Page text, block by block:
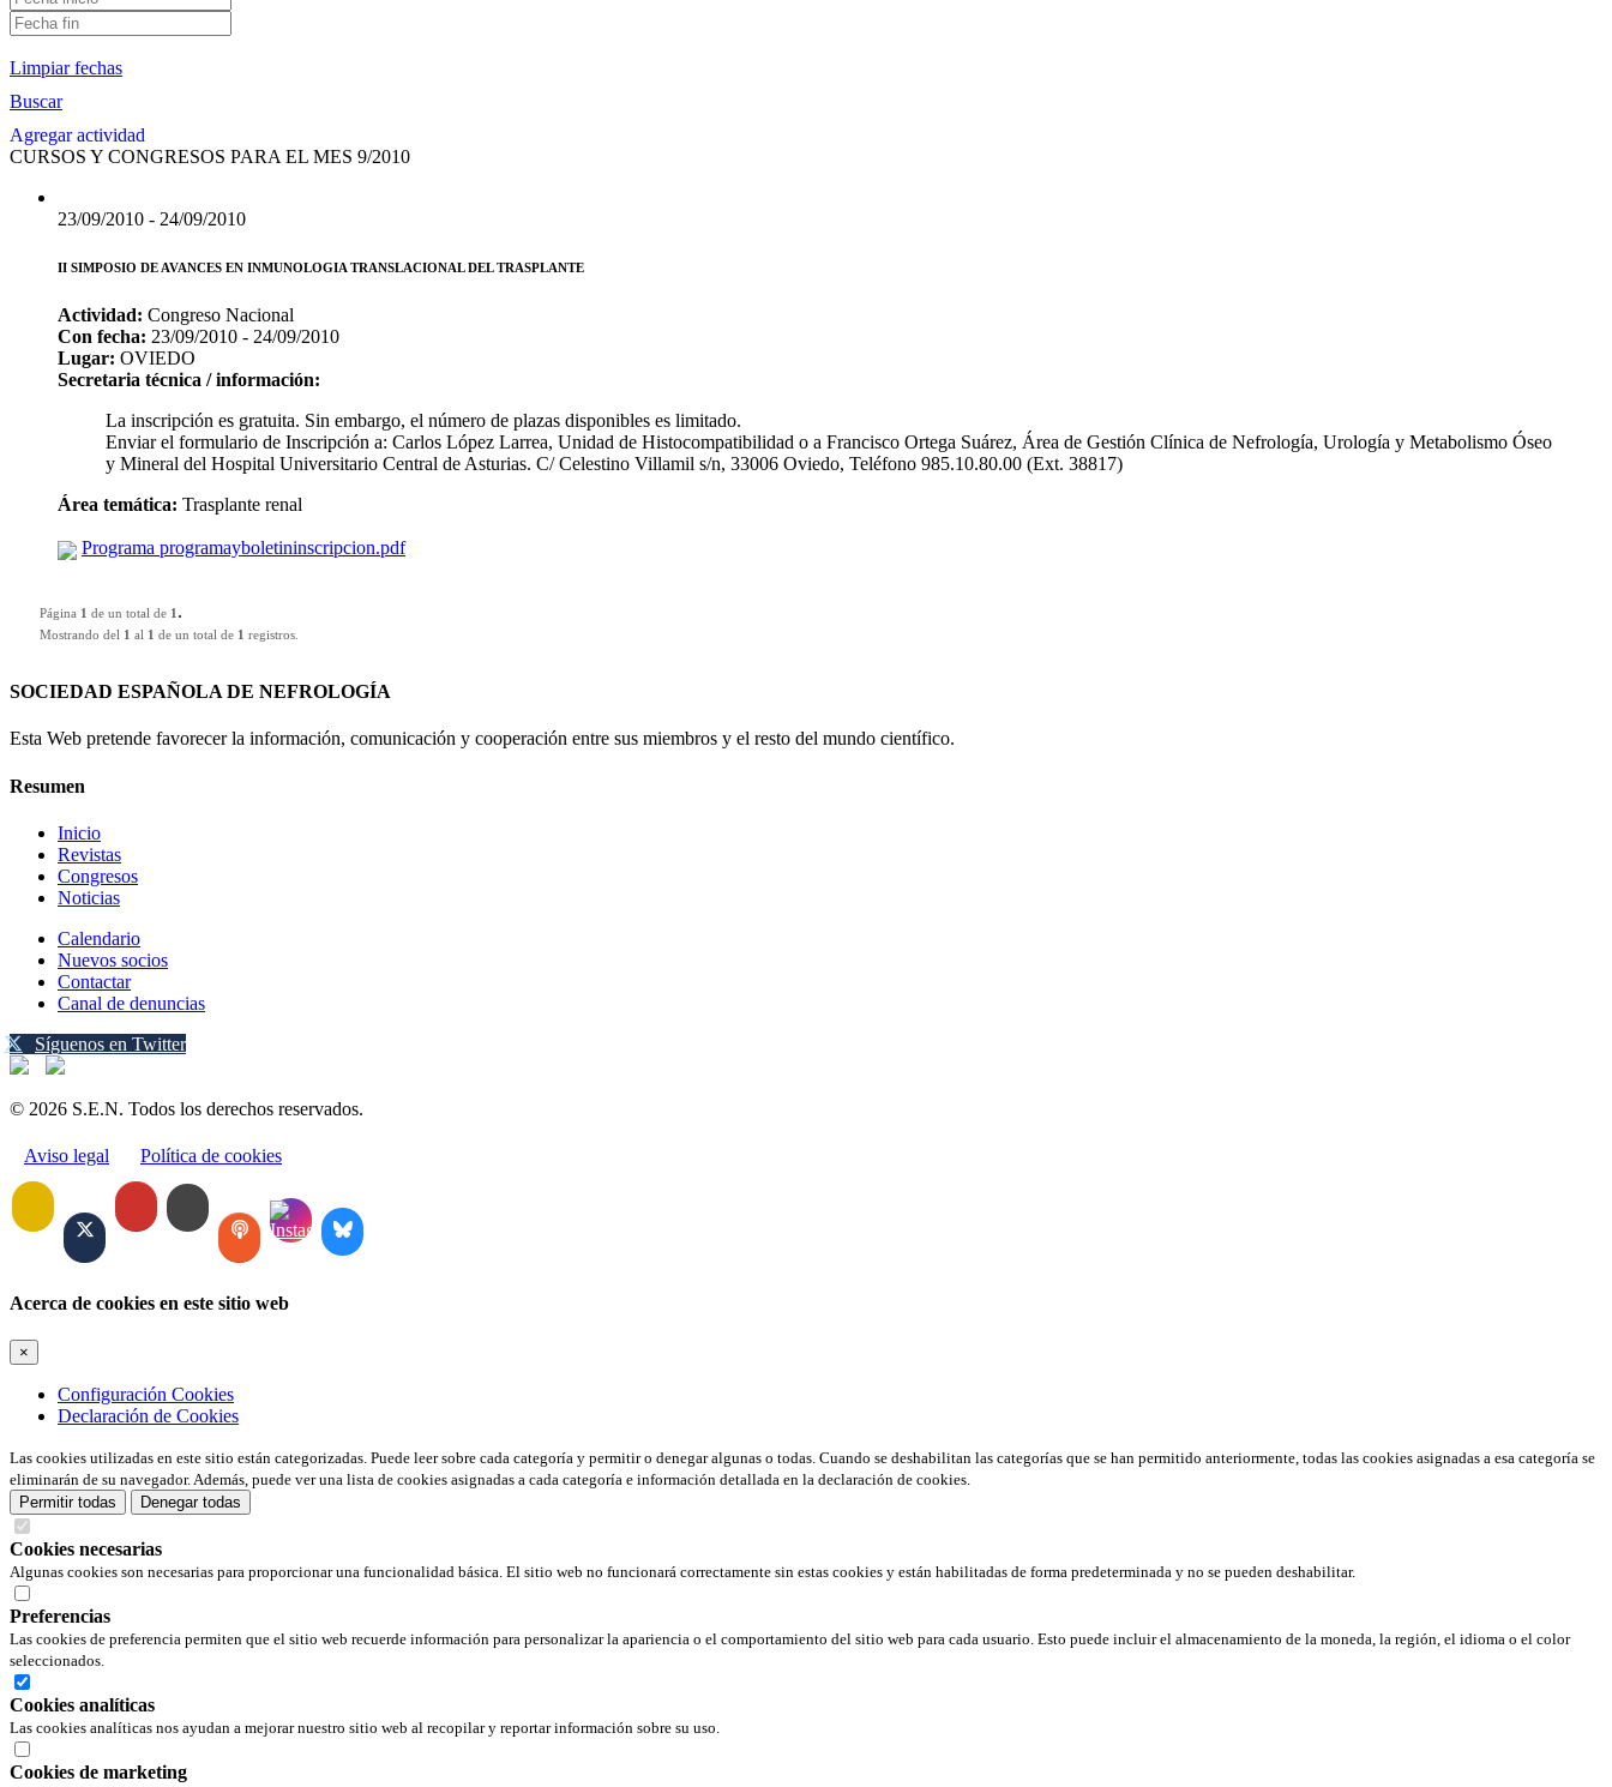
Limpiar fechas
Buscar
Agregar actividad
CURSOS Y CONGRESOS PARA EL MES 9/2010
23/09/2010 - 24/09/2010
II SIMPOSIO DE AVANCES EN INMUNOLOGIA TRANSLACIONAL DEL TRASPLANTE
Actividad: Congreso Nacional
Con fecha: 23/09/2010 - 24/09/2010
Lugar: OVIEDO
Secretaria técnica / información:
La inscripción es gratuita. Sin embargo, el número de plazas disponibles es limitado.
Enviar el formulario de Inscripción a: Carlos López Larrea, Unidad de Histocompatibilidad o a Francisco Ortega Suárez, Área de Gestión Clínica de Nefrología, Urología y Metabolismo Óseo
y Mineral del Hospital Universitario Central de Asturias. C/ Celestino Villamil s/n, 33006 Oviedo, Teléfono 985.10.80.00 (Ext. 38817)
Área temática: Trasplante renal
Programa programayboletininscripcion.pdf
Página 1 de un total de 1 .
Mostrando del 1 al 1 de un total de 1 registros.
SOCIEDAD ESPAÑOLA DE NEFROLOGÍA
Esta Web pretende favorecer la información, comunicación y cooperación entre sus miembros y el resto del mundo científico.
Resumen
Inicio
Revistas
Congresos
Noticias
Calendario
Nuevos socios
Contactar
Canal de denuncias
Síguenos en Twitter
© 2026 S.E.N. Todos los derechos reservados.
Aviso legal Política de cookies
Acerca de cookies en este sitio web
×
Configuración Cookies
Declaración de Cookies
Las cookies utilizadas en este sitio están categorizadas. Puede leer sobre cada categoría y permitir o denegar algunas o todas. Cuando se deshabilitan las categorías que se han permitido anteriormente, todas las cookies asignadas a esa categoría se
eliminarán de su navegador. Además, puede ver una lista de cookies asignadas a cada categoría e información detallada en la declaración de cookies.
Permitir todas
Denegar todas
Cookies necesarias
Algunas cookies son necesarias para proporcionar una funcionalidad básica. El sitio web no funcionará correctamente sin estas cookies y están habilitadas de forma predeterminada y no se pueden deshabilitar.
Preferencias
Las cookies de preferencia permiten que el sitio web recuerde información para personalizar la apariencia o el comportamiento del sitio web para cada usuario. Esto puede incluir el almacenamiento de la moneda, la región, el idioma o el color
seleccionados.
Cookies analíticas
Las cookies analíticas nos ayudan a mejorar nuestro sitio web al recopilar y reportar información sobre su uso.
Cookies de marketing